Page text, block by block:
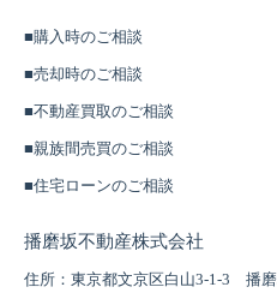
■購入時のご相談
■売却時のご相談
■不動産買取のご相談
■親族間売買のご相談
■住宅ローンのご相談
播磨坂不動産株式会社
住所：東京都文京区白山3-1-3 播